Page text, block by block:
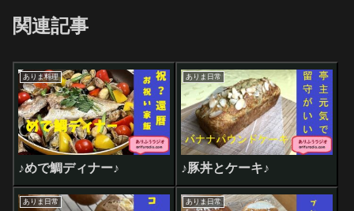
関連記事
ありま料理
♪めで鯛ディナー♪
ありま日常
♪豚丼とケーキ♪
ありま日常 ありま日常